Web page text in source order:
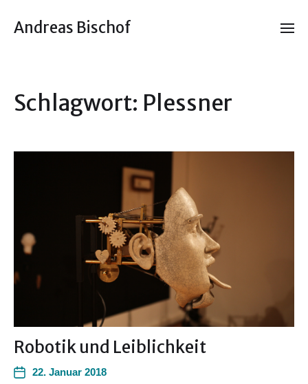
Andreas Bischof
Schlagwort: Plessner
Robotik und Leiblichkeit
22. Januar 2018